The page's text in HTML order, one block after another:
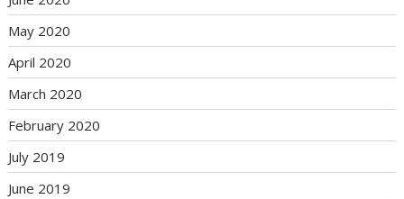
May 2020
April 2020
March 2020
February 2020
July 2019
June 2019